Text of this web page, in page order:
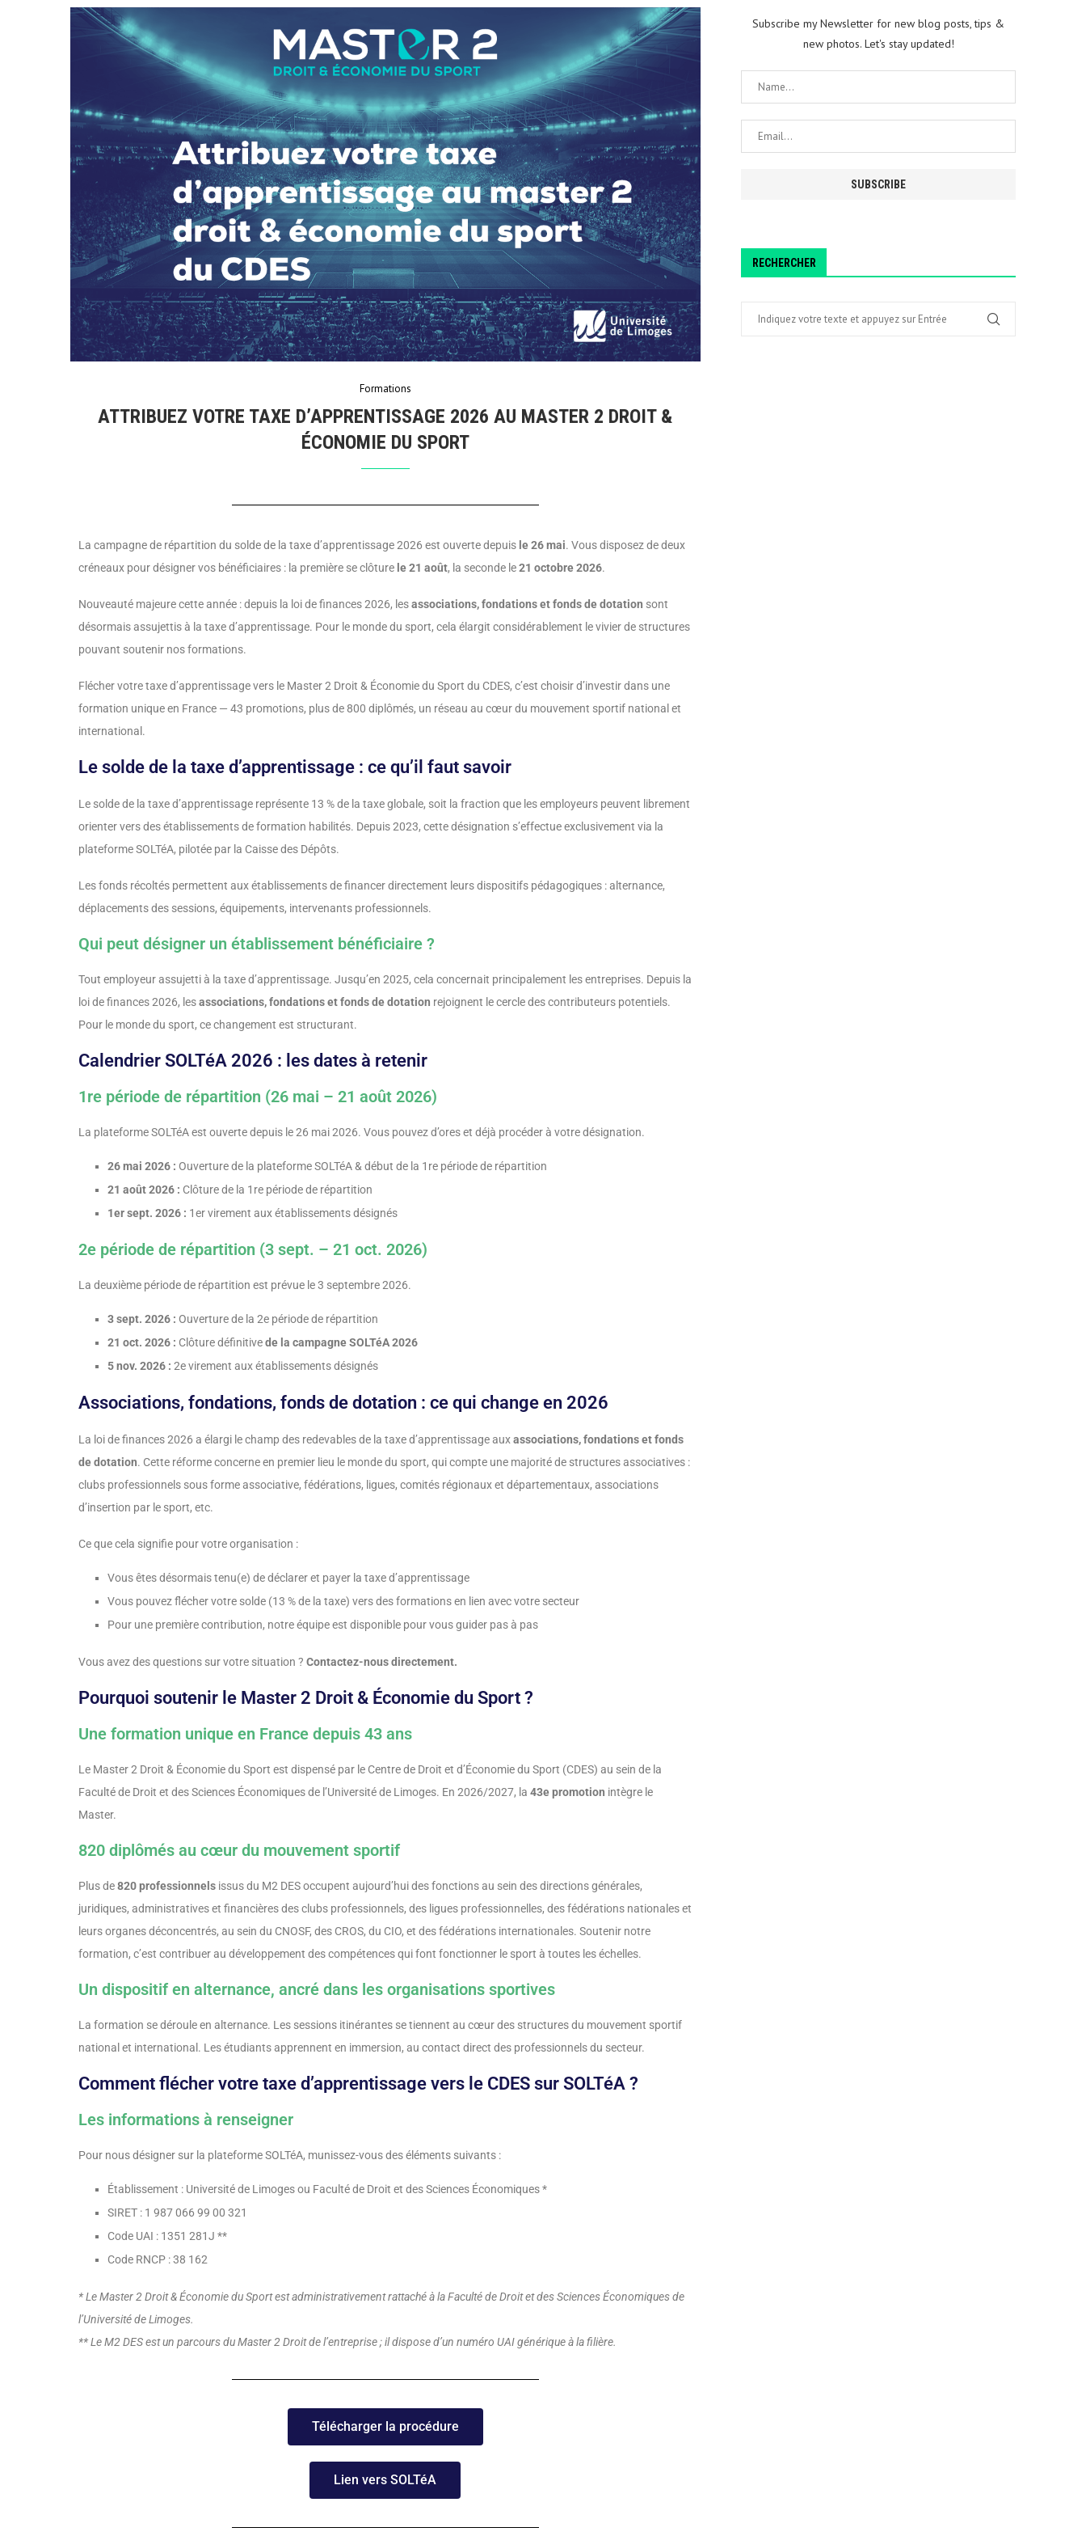
Formations
ATTRIBUEZ VOTRE TAXE D’APPRENTISSAGE 2026 AU MASTER 2 DROIT &
ÉCONOMIE DU SPORT
La campagne de répartition du solde de la taxe d’apprentissage 2026 est ouverte depuis le 26 mai. Vous disposez de deux
créneaux pour désigner vos bénéficiaires : la première se clôture le 21 août, la seconde le21 octobre 2026.
Nouveauté majeure cette année : depuis la loi de finances 2026, lesassociations, fondations et fonds de dotation sont
désormais assujettis à la taxe d’apprentissage. Pour le monde du sport, cela élargit considérablement le vivier de structures
pouvant soutenir nos formations.
Flécher votre taxe d’apprentissage vers le Master 2 Droit & Économie du Sport du CDES, c’est choisir d’investir dans une
formation unique en France — 43 promotions, plus de 800 diplômés, un réseau au cœur du mouvement sportif national et
international.
Le solde de la taxe d’apprentissage : ce qu’il faut savoir
Le solde de la taxe d’apprentissage représente 13 % de la taxe globale, soit la fraction que les employeurs peuvent librement
orienter vers des établissements de formation habilités. Depuis 2023, cette désignation s’effectue exclusivement via la
plateforme SOLTéA, pilotée par la Caisse des Dépôts.
Les fonds récoltés permettent aux établissements de financer directement leurs dispositifs pédagogiques : alternance,
déplacements des sessions, équipements, intervenants professionnels.
Qui peut désigner un établissement bénéficiaire ?
Tout employeur assujetti à la taxe d’apprentissage. Jusqu’en 2025, cela concernait principalement les entreprises. Depuis la
loi de finances 2026, lesassociations, fondations et fonds de dotation rejoignent le cercle des contributeurs potentiels.
Pour le monde du sport, ce changement est structurant.
Calendrier SOLTéA 2026 : les dates à retenir
1re période de répartition (26 mai – 21 août 2026)
La plateforme SOLTéA est ouverte depuis le 26 mai 2026. Vous pouvez d’ores et déjà procéder à votre désignation.
26 mai 2026 : Ouverture de la plateforme SOLTéA & début de la 1re période de répartition
21 août 2026 : Clôture de la 1re période de répartition
1er sept. 2026 : 1er virement aux établissements désignés
2e période de répartition (3 sept. – 21 oct. 2026)
La deuxième période de répartition est prévue le 3 septembre 2026.
3 sept. 2026 : Ouverture de la 2e période de répartition
21 oct. 2026 : Clôture définitivede la campagne SOLTéA 2026
5 nov. 2026 : 2e virement aux établissements désignés
Associations, fondations, fonds de dotation : ce qui change en 2026
La loi de finances 2026 a élargi le champ des redevables de la taxe d’apprentissage auxassociations, fondations et fonds
de dotation. Cette réforme concerne en premier lieu le monde du sport, qui compte une majorité de structures associatives :
clubs professionnels sous forme associative, fédérations, ligues, comités régionaux et départementaux, associations
d’insertion par le sport, etc.
Ce que cela signifie pour votre organisation :
Vous êtes désormais tenu(e) de déclarer et payer la taxe d’apprentissage
Vous pouvez flécher votre solde (13 % de la taxe) vers des formations en lien avec votre secteur
Pour une première contribution, notre équipe est disponible pour vous guider pas à pas
Vous avez des questions sur votre situation ? Contactez-nous directement.
Pourquoi soutenir le Master 2 Droit & Économie du Sport ?
Une formation unique en France depuis 43 ans
Le Master 2 Droit & Économie du Sport est dispensé par le Centre de Droit et d’Économie du Sport (CDES) au sein de la
Faculté de Droit et des Sciences Économiques de l’Université de Limoges. En 2026/2027, la 43e promotion intègre le
Master.
820 diplômés au cœur du mouvement sportif
Plus de820 professionnels issus du M2 DES occupent aujourd’hui des fonctions au sein des directions générales,
juridiques, administratives et financières des clubs professionnels, des ligues professionnelles, des fédérations nationales et
leurs organes déconcentrés, au sein du CNOSF, des CROS, du CIO, et des fédérations internationales. Soutenir notre
formation, c’est contribuer au développement des compétences qui font fonctionner le sport à toutes les échelles.
Un dispositif en alternance, ancré dans les organisations sportives
La formation se déroule en alternance. Les sessions itinérantes se tiennent au cœur des structures du mouvement sportif
national et international. Les étudiants apprennent en immersion, au contact direct des professionnels du secteur.
Comment flécher votre taxe d’apprentissage vers le CDES sur SOLTéA ?
Les informations à renseigner
Pour nous désigner sur la plateforme SOLTéA, munissez-vous des éléments suivants :
Établissement : Université de Limoges ou Faculté de Droit et des Sciences Économiques *
SIRET : 1 987 066 99 00 321
Code UAI : 1351 281J **
Code RNCP : 38 162
* Le Master 2 Droit & Économie du Sport est administrativement rattaché à la Faculté de Droit et des Sciences Économiques de
l’Université de Limoges.
** Le M2 DES est un parcours du Master 2 Droit de l’entreprise ; il dispose d’un numéro UAI générique à la filière.
Télécharger la procédure
Lien vers SOLTéA
Subscribe my Newsletter for new blog posts, tips &
new photos. Let's stay updated!
RECHERCHER